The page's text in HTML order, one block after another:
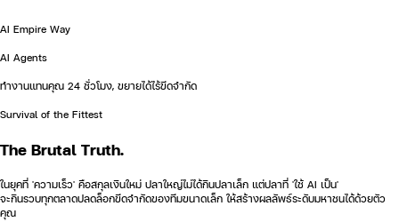
AI Empire Way
AI Agents
ทำงานแทนคุณ 24 ชั่วโมง, ขยายได้ไร้ขีดจำกัด
Survival of the Fittest
The Brutal Truth.
ในยุคที่ 'ความเร็ว' คือสกุลเงินใหม่ ปลาใหญ่ไม่ได้กินปลาเล็ก แต่ปลาที่ 'ใช้ AI เป็น'
จะกินรวบทุกตลาดปลดล็อกขีดจำกัดของทีมขนาดเล็ก ให้สร้างผลลัพธ์ระดับมหาชนได้ด้วยตัว
คุณ